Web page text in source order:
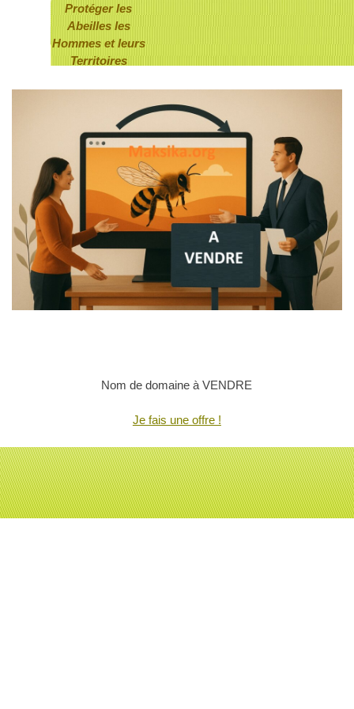
Aller au contenuProtégerles
Abeilles les
Hommes etleurs
Territoires
Nom de domaine à VENDRE
Je fais une offre !